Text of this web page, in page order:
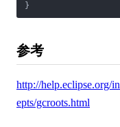
}
参考
http://help.eclipse.org/
epts/gcroots.html